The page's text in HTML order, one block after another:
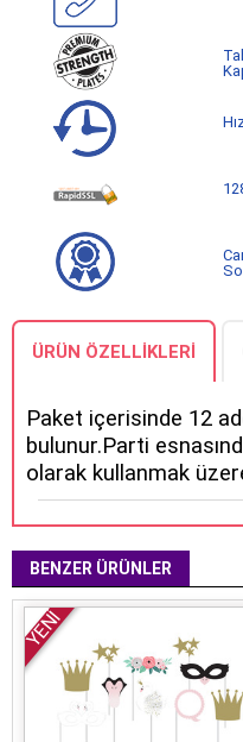
ÜRÜN ÖZELLIKLERI
Paket içerisinde 12
bulunur.Parti
olarak kullanmak
BENZER ÜRÜNLER
YENİ